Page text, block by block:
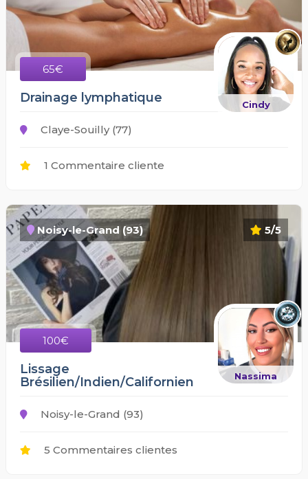
65€
Cindy
Drainage lymphatique
Claye-Souilly (77)
1 Commentaire cliente
5/5
Noisy-le-Grand (93)
100€
Nassima
Lissage
Brésilien/Indien/Californien
Noisy-le-Grand (93)
5 Commentaires clientes